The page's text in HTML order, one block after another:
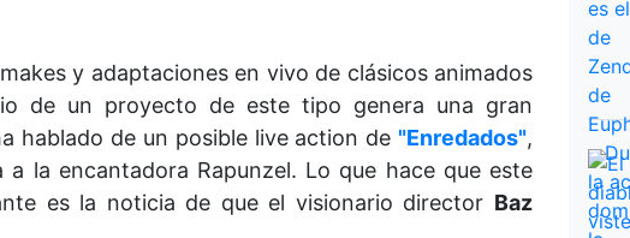
y adaptaciones en vivo de clásicos animados
de un proyecto de este tipo genera una gran
hablado de un posible live action de "Enredados",
la encantadora Rapunzel. Lo que hace que este
es la noticia de que el visionario director Baz